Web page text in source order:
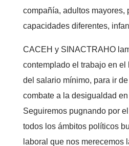
compañía, adultos mayores,
capacidades diferentes,
CACEH y SINACTRAHO
contemplado el trabajo en el
del salario mínimo, para ir
combate a la desigualdad
Seguiremos pugnando por
todos los ámbitos políticos
laboral que nos merecemos